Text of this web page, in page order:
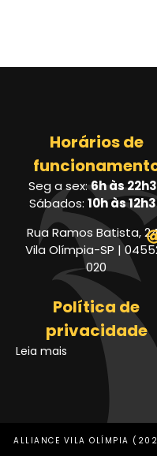
Horários de
Seg a sex:6h às
Sábados: 10h às
Rua Ramos Batista,
Vila Olímpia-SP |
020
Política de
privacidade
Leia mais
ALLIANCE VILA OLÍMPIA